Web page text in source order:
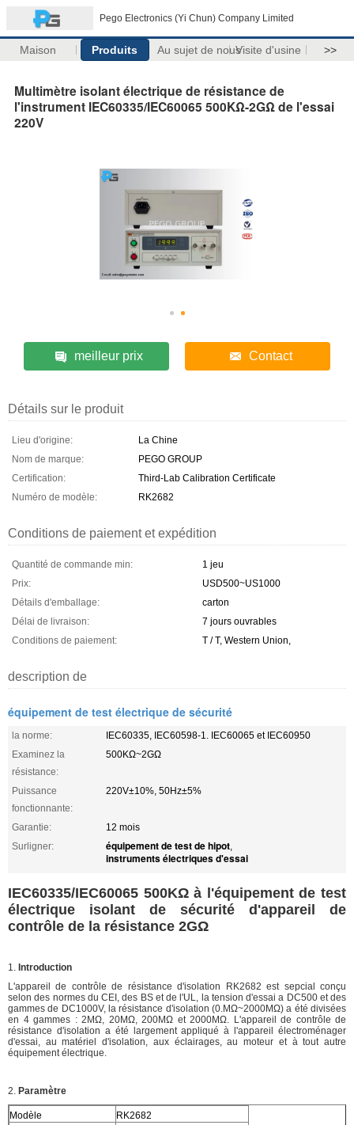
Pego Electronics (Yi Chun) Company Limited
Maison Produits Au sujet de nousVisite d'usine >>
Multimètre isolant électrique de résistance de
l'instrument IEC60335/IEC60065 500KΩ-2GΩ de l'essai
220V
meilleur prix Contact
Détails sur le produit
Lieu d'origine:
La Chine
Nom de marque:
PEGO GROUP
Certification:
Third-Lab Calibration Certificate
Numéro de modèle:
RK2682
Conditions de paiement et expédition
Quantité de commande min:
1 jeu
Prix:
USD500~US1000
Détails d'emballage:
carton
Délai de livraison:
7 jours ouvrables
Conditions de paiement:
T / T, Western Union,
description de
équipement de test électrique de sécurité
la norme:
IEC60335, IEC60598-1. IEC60065 et IEC60950
Examinez la
résistance:
500KΩ~2GΩ
Puissance
fonctionnante:
220V±10%, 50Hz±5%
Garantie:
12 mois
Surligner:
équipement de test de hipot,
instruments électriques d'essai
IEC60335/IEC60065 500KΩ à l'équipement de test
électrique isolant de sécurité d'appareil de
contrôle de la résistance 2GΩ
1. Introduction
L'appareil de contrôle de résistance d'isolation RK2682 est sepcial conçu
selon des normes du CEI, des BS et de l'UL, la tension d'essai a DC500 et des
gammes de DC1000V, la résistance d'isolation (0.MΩ~2000MΩ) a été divisées
en 4 gammes : 2MΩ, 20MΩ, 200MΩ et 2000MΩ. L'appareil de contrôle de
résistance d'isolation a été largement appliqué à l'appareil électroménager
d'essai, au matériel d'isolation, aux éclairages, au moteur et à tout autre
équipement électrique.
2. Paramètre
Modèle
RK2682